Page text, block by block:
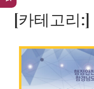
[카테고리:]